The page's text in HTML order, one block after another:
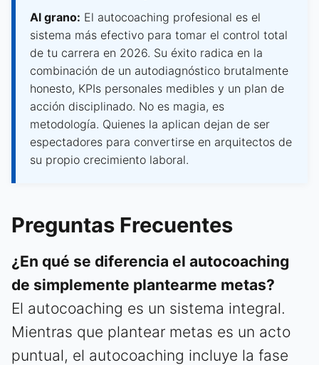
Al grano: El autocoaching profesional es el
sistema más efectivo para tomar el control total
de tu carrera en 2026. Su éxito radica en la
combinación de un autodiagnóstico brutalmente
honesto, KPIs personales medibles y un plan de
acción disciplinado. No es magia, es
metodología. Quienes la aplican dejan de ser
espectadores para convertirse en arquitectos de
su propio crecimiento laboral.
Preguntas Frecuentes
¿En qué se diferencia el autocoaching
de simplemente plantearme metas?
El autocoaching es un sistema integral.
Mientras que plantear metas es un acto
puntual, el autocoaching incluye la fase